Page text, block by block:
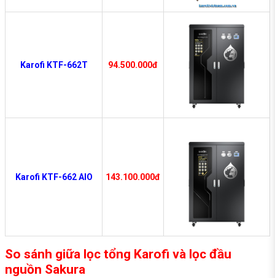
Karofi KTF-662T 94.500.000đ
Karofi KTF-662 AIO 143.100.000đ
So sánh giữa lọc tổng Karofi và lọc đầu
nguồn Sakura